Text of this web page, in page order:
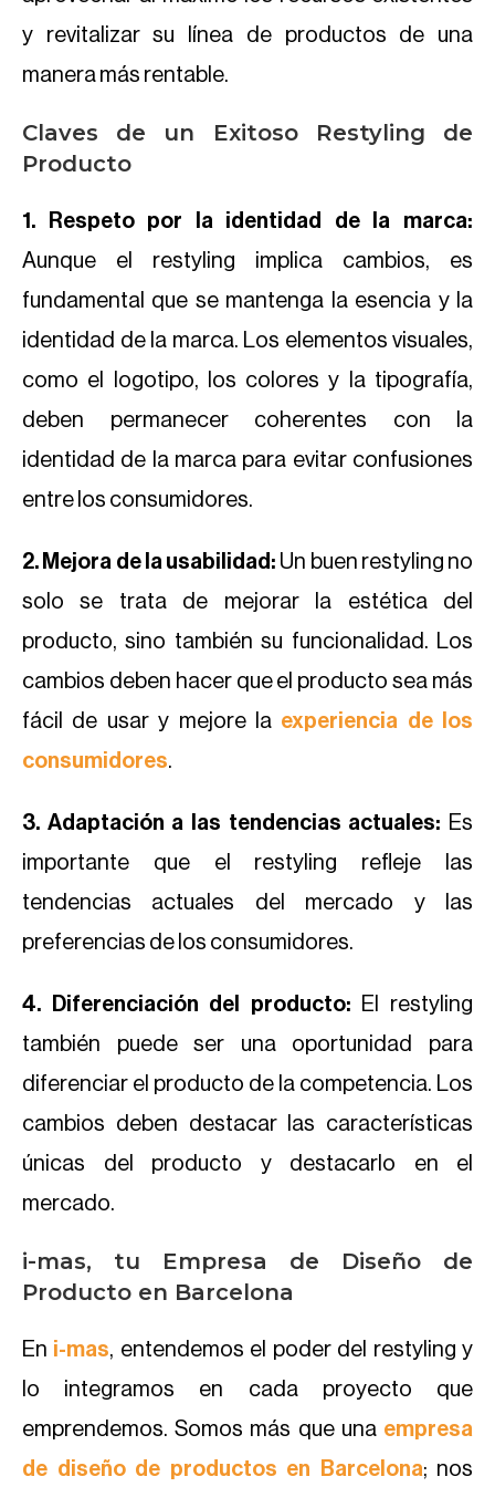
y revitalizar su línea de productos de una
manera más rentable.
Claves de un Exitoso Restyling de
Producto
1. Respeto por la identidad de la marca:
Aunque el restyling implica cambios, es
fundamental que se mantenga la esencia y la
identidad de la marca. Los elementos visuales,
como el logotipo, los colores y la tipografía,
deben permanecer coherentes con la
identidad de la marca para evitar confusiones
entre los consumidores.
2. Mejora de la usabilidad: Un buen restyling no
solo se trata de mejorar la estética del
producto, sino también su funcionalidad. Los
cambios deben hacer que el producto sea más
fácil de usar y mejore la experiencia de los
consumidores.
3. Adaptación a las tendencias actuales: Es
importante que el restyling refleje las
tendencias actuales del mercado y las
preferencias de los consumidores.
4. Diferenciación del producto: El restyling
también puede ser una oportunidad para
diferenciar el producto de la competencia. Los
cambios deben destacar las características
únicas del producto y destacarlo en el
mercado.
i-mas, tu Empresa de Diseño de
Producto en Barcelona
En i-mas, entendemos el poder del restyling y
lo integramos en cada proyecto que
emprendemos. Somos más que una empresa
de diseño de productos en Barcelona; nos